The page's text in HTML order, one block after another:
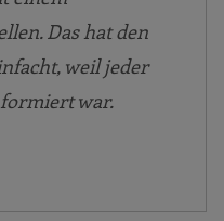
Das hat den
weil jeder
war.